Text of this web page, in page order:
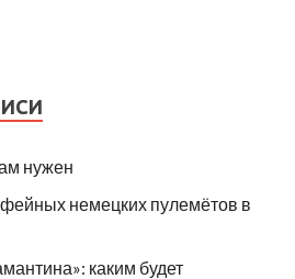
нужен
немецких пулемётов в
каким будет